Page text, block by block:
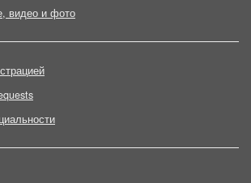
видео и фото